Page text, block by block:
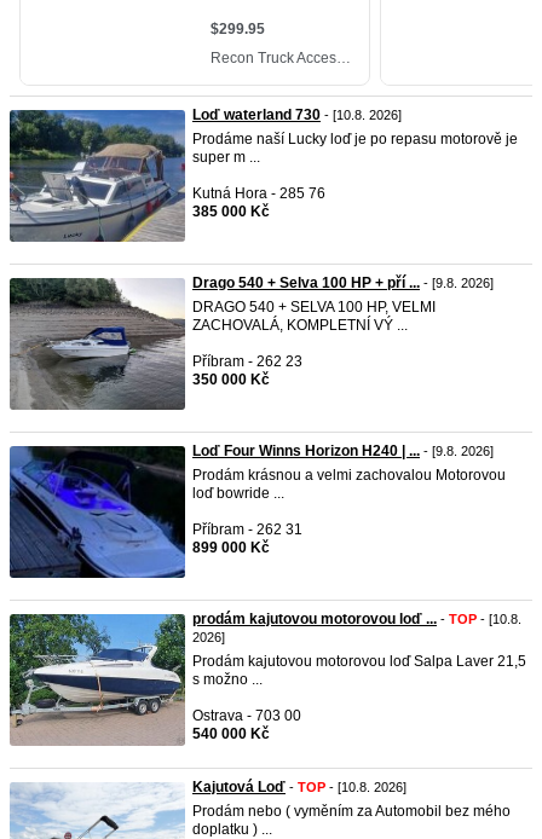
Loď waterland 730 - [10.8. 2026]
Prodáme naší Lucky loď je po repasu motorově je
super m ...
Kutná Hora - 285 76
385 000 Kč
Drago 540 + Selva 100 HP + pří ... - [9.8. 2026]
DRAGO 540 + SELVA 100 HP, VELMI
ZACHOVALÁ, KOMPLETNÍ VÝ ...
Příbram - 262 23
350 000 Kč
Loď Four Winns Horizon H240 | ... - [9.8. 2026]
Prodám krásnou a velmi zachovalou Motorovou
loď bowride ...
Příbram - 262 31
899 000 Kč
prodám kajutovou motorovou loď ... - TOP - [10.8.
2026]
Prodám kajutovou motorovou loď Salpa Laver 21,5
s možno ...
Ostrava - 703 00
540 000 Kč
Kajutová Loď - TOP - [10.8. 2026]
Prodám nebo ( vyměním za Automobil bez mého
doplatku ) ...